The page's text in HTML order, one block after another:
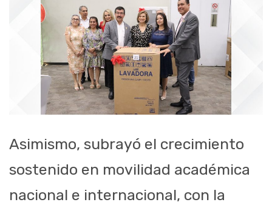
Asimismo, subrayó el crecimiento
sostenido en movilidad académica
nacional e internacional, con la